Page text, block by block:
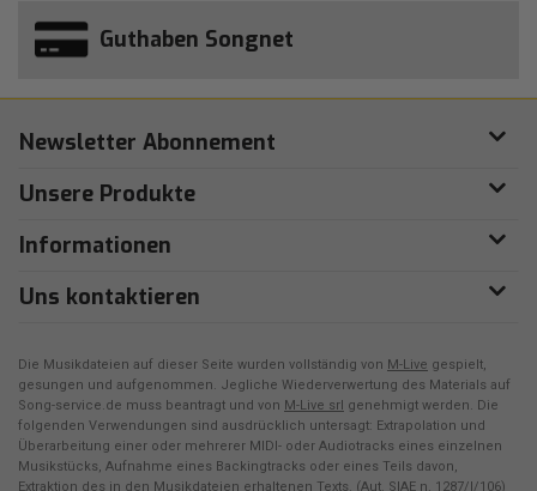
Guthaben Songnet
Newsletter Abonnement
Unsere Produkte
Informationen
Uns kontaktieren
Die Musikdateien auf dieser Seite wurden vollständig von M-Live gespielt,
gesungen und aufgenommen. Jegliche Wiederverwertung des Materials auf
Song-service.de muss beantragt und von M-Live srl genehmigt werden. Die
folgenden Verwendungen sind ausdrücklich untersagt: Extrapolation und
Überarbeitung einer oder mehrerer MIDI- oder Audiotracks eines einzelnen
Musikstücks, Aufnahme eines Backingtracks oder eines Teils davon,
Extraktion des in den Musikdateien erhaltenen Texts. (Aut. SIAE n. 1287/I/106)